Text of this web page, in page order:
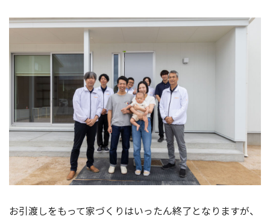
お引渡しをもって家づくりはいったん終了となりますが、